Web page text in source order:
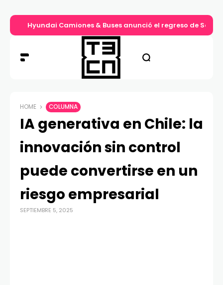
Hyundai Camiones & Buses anunció el regreso de Solati
HOME COLUMNA
IA generativa en Chile: la
innovación sin control
puede convertirse en un
riesgo empresarial
SEPTIEMBRE 5, 2025